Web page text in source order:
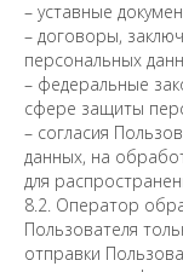
– уставные
– договоры,
персональных
– федеральные
сфере защиты
– согласия
данных, на
для
8.2. Оператор
Пользователя
отправки